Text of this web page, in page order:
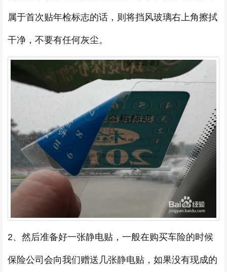
属于首次贴年检标志的话，则将挡风玻璃右上角擦拭
干净，不要有任何灰尘。
2、然后准备好一张静电贴，一般在购买车险的时候
保险公司会向我们赠送几张静电贴，如果没有现成的